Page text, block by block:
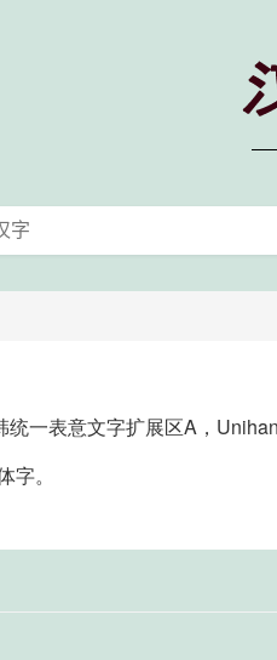
一表意文字扩展区A，
。